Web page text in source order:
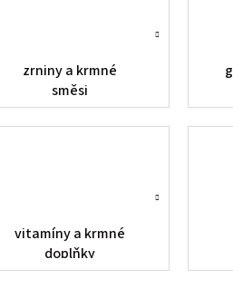
zrniny a krmné
směsi
vitamíny a krmné
doplňky